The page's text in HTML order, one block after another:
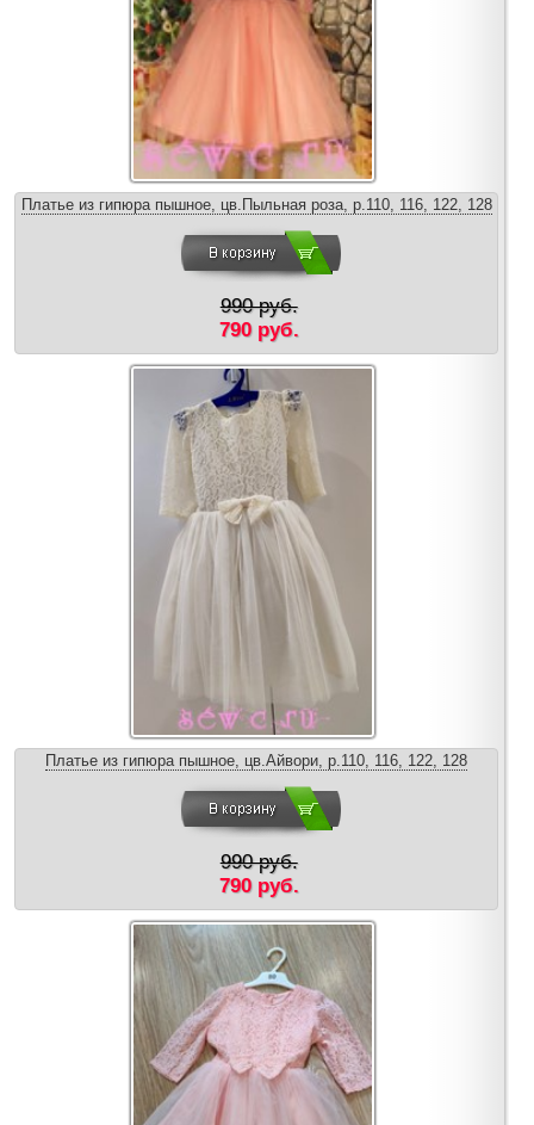
Платье из гипюра пышное, цв.Пыльная роза, р.110, 116, 122, 128
990 руб.
790 руб.
Платье из гипюра пышное, цв.Айвори, р.110, 116, 122, 128
990 руб.
790 руб.